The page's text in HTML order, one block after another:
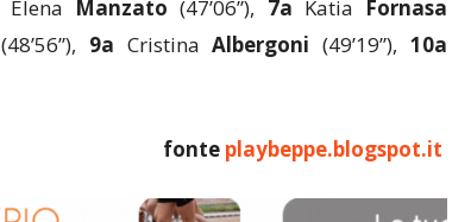
Elena Manzato (47’06”), 7a Katia Fornasa
(48’56”), 9a CristinaAlbergoni (49’19”), 10a
fonte playbeppe.blogspot.it